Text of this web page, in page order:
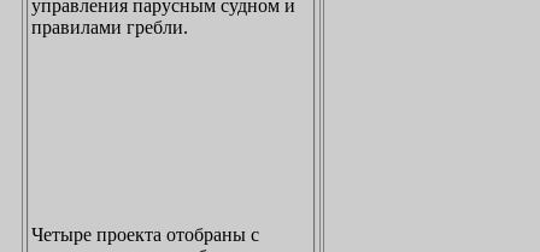
управления парусным судном и
правилами гребли.
Четыре проекта отобраны с